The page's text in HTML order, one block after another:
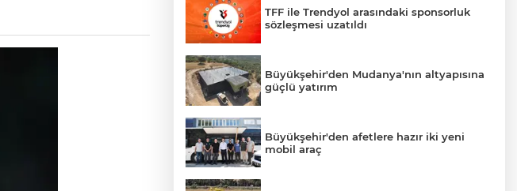
TFF ile Trendyol arasındaki sponsorluk
sözleşmesi uzatıldı
Büyükşehir'den Mudanya'nın altyapısına
güçlü yatırım
Büyükşehir'den afetlere hazır iki yeni
mobil araç